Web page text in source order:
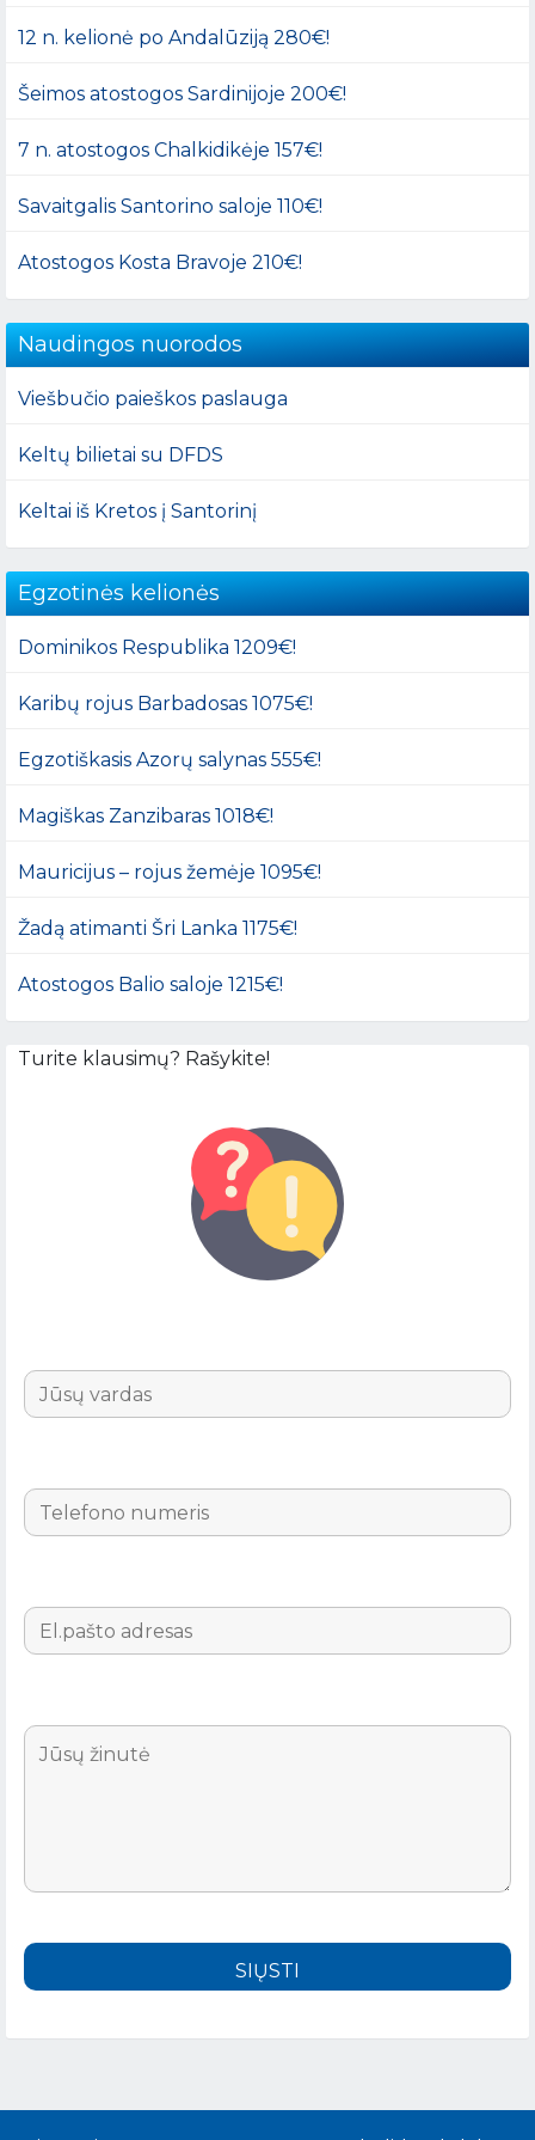
12 n. kelionė po Andalūziją 280€!
Šeimos atostogos Sardinijoje 200€!
7 n. atostogos Chalkidikėje 157€!
Savaitgalis Santorino saloje 110€!
Atostogos Kosta Bravoje 210€!
Naudingos nuorodos
Viešbučio paieškos paslauga
Keltų bilietai su DFDS
Keltai iš Kretos į Santorinį
Egzotinės kelionės
Dominikos Respublika 1209€!
Karibų rojus Barbadosas 1075€!
Egzotiškasis Azorų salynas 555€!
Magiškas Zanzibaras 1018€!
Mauricijus – rojus žemėje 1095€!
Žadą atimanti Šri Lanka 1175€!
Atostogos Balio saloje 1215€!
Turite klausimų? Rašykite!